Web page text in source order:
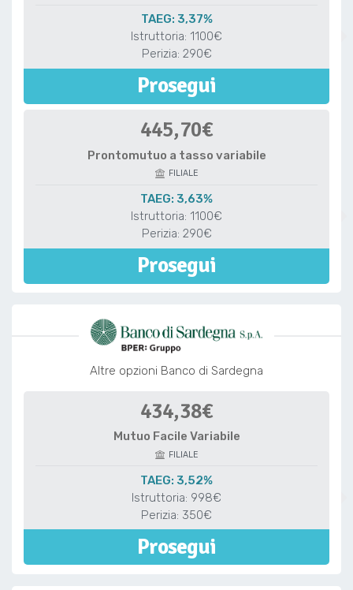
TAEG: 3,37%
Istruttoria: 1100€
Perizia: 290€
Prosegui
445,70€
Prontomutuo a tasso variabile
FILIALE
TAEG: 3,63%
Istruttoria: 1100€
Perizia: 290€
Prosegui
Altre opzioni Banco di Sardegna
434,38€
Mutuo Facile Variabile
FILIALE
TAEG: 3,52%
Istruttoria: 998€
Perizia: 350€
Prosegui